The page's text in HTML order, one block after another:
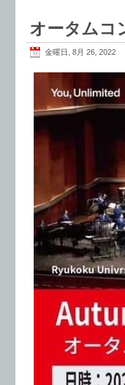
オータムコ
金曜日, 8月 26, 2022